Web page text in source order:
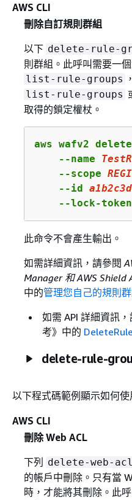
AWS CLI
刪除自訂規則群組
以下 delete-rule-
則群組。此呼叫需要一
list-rule-groups
list-rule-groups
取得的鎖定權杖。
aws wafv2
    --name
    --scope
    --id
    --lock-token
此命令不會產生輸出。
如需詳細資訊，請參閱
Manager 和 AWS Shield
中的管理您自己的規則
如需 API 詳細資訊
考》 中的
delete-rule-
以下程式碼範例顯示如何使
AWS CLI
刪除 Web ACL
下列 delete-web-acl
的帳戶中刪除。只有當
時，才能將其刪除。此